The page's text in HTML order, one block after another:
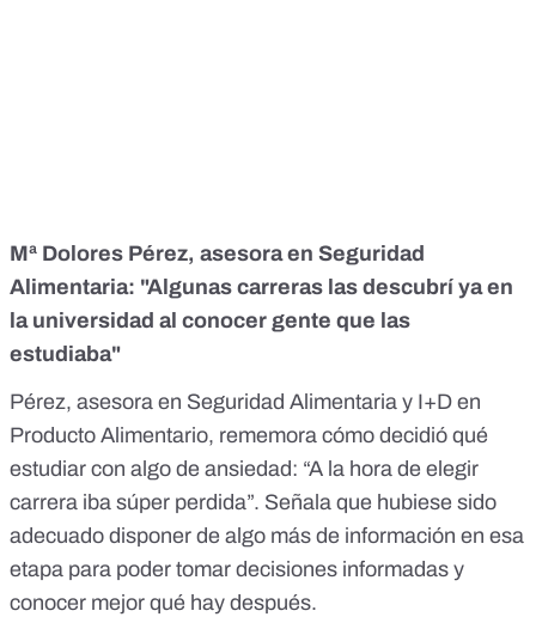
Mª Dolores Pérez, asesora en Seguridad
Alimentaria: "Algunas carreras las descubrí ya en
la universidad al conocer gente que las
estudiaba"
Pérez, asesora en Seguridad Alimentaria y I+D en
Producto Alimentario, rememora cómo decidió qué
estudiar con algo de ansiedad: “A la hora de elegir
carrera iba súper perdida”. Señala que hubiese sido
adecuado disponer de algo más de información en esa
etapa para poder tomar decisiones informadas y
conocer mejor qué hay después.